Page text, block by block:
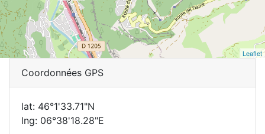
Leaflet
Coordonnées GPS
lat: 46°1'33.71"N
lng: 06°38'18.28"E